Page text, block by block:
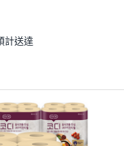
計送達